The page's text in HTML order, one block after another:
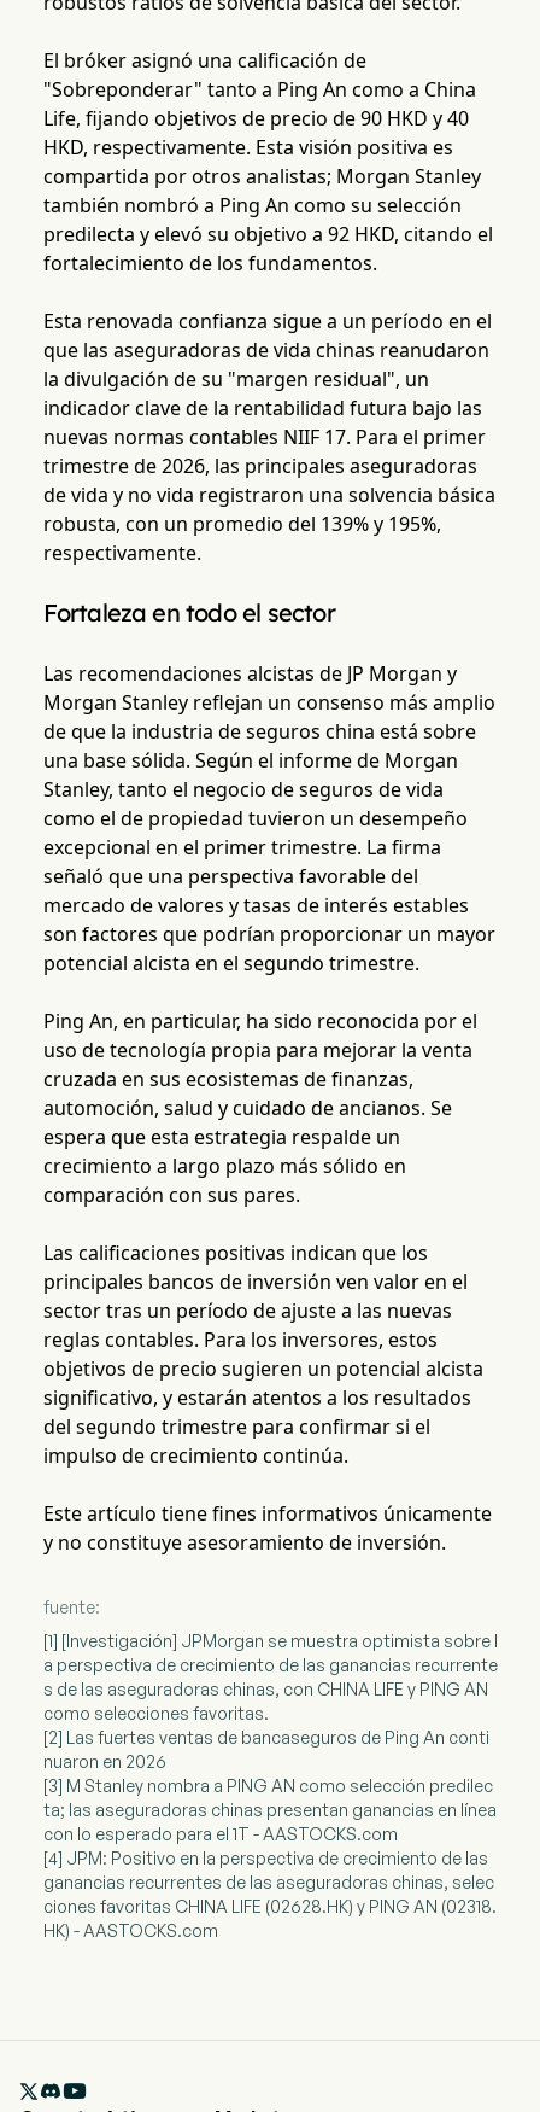
El bróker asignó una calificación de
"Sobreponderar" tanto a Ping An como a China
Life, fijando objetivos de precio de 90 HKD y 40
HKD, respectivamente. Esta visión positiva es
compartida por otros analistas; Morgan Stanley
también nombró a Ping An como su selección
predilecta y elevó su objetivo a 92 HKD, citando el
fortalecimiento de los fundamentos.
Esta renovada confianza sigue a un período en el
que las aseguradoras de vida chinas reanudaron
la divulgación de su "margen residual", un
indicador clave de la rentabilidad futura bajo las
nuevas normas contables NIIF 17. Para el primer
trimestre de 2026, las principales aseguradoras
de vida y no vida registraron una solvencia básica
robusta, con un promedio del 139% y 195%,
respectivamente.
Fortaleza en todo el sector
Las recomendaciones alcistas de JP Morgan y
Morgan Stanley reflejan un consenso más amplio
de que la industria de seguros china está sobre
una base sólida. Según el informe de Morgan
Stanley, tanto el negocio de seguros de vida
como el de propiedad tuvieron un desempeño
excepcional en el primer trimestre. La firma
señaló que una perspectiva favorable del
mercado de valores y tasas de interés estables
son factores que podrían proporcionar un mayor
potencial alcista en el segundo trimestre.
Ping An, en particular, ha sido reconocida por el
uso de tecnología propia para mejorar la venta
cruzada en sus ecosistemas de finanzas,
automoción, salud y cuidado de ancianos. Se
espera que esta estrategia respalde un
crecimiento a largo plazo más sólido en
comparación con sus pares.
Las calificaciones positivas indican que los
principales bancos de inversión ven valor en el
sector tras un período de ajuste a las nuevas
reglas contables. Para los inversores, estos
objetivos de precio sugieren un potencial alcista
significativo, y estarán atentos a los resultados
del segundo trimestre para confirmar si el
impulso de crecimiento continúa.
Este artículo tiene fines informativos únicamente
y no constituye asesoramiento de inversión.
fuente:
[1] [Investigación] JPMorgan se muestra optimista sobre l
a perspectiva de crecimiento de las ganancias recurrente
s de las aseguradoras chinas, con CHINA LIFE y PING AN
como selecciones favoritas.
[2] Las fuertes ventas de bancaseguros de Ping An conti
nuaron en 2026
[3] M Stanley nombra a PING AN como selección predilec
ta; las aseguradoras chinas presentan ganancias en línea
con lo esperado para el 1T - AASTOCKS.com
[4] JPM: Positivo en la perspectiva de crecimiento de las
ganancias recurrentes de las aseguradoras chinas, selec
ciones favoritas CHINA LIFE (02628.HK) y PING AN (02318.
HK) - AASTOCKS.com
